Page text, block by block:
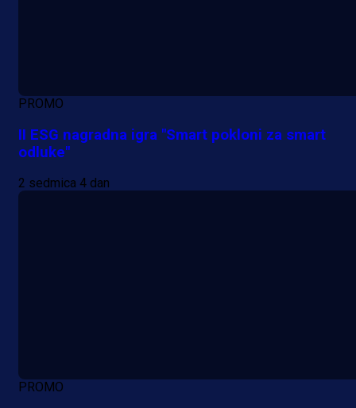
PROMO
II ESG nagradna igra "Smart pokloni za smart
odluke"
2 sedmica 4 dan
PROMO